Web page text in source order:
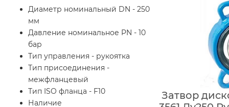
Диаметр номинальный DN - 250
мм
Давление номинальное PN - 10
бар
Тип управления - рукоятка
Тип присоединения -
межфланцевый
Тип ISO фланца - F10
Наличие
Затвор